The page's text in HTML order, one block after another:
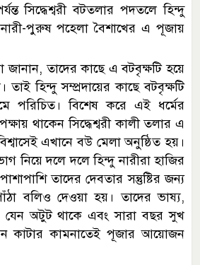
সিদ্ধেশ্বরী বটতলার পদতলে হিন্দু
পুরুষ পহেলা বৈশাখের এ পূজায়
জানান, তাদের কাছে এ বটবৃক্ষটি হয়ে
তাই হিন্দু সম্প্রদায়ের কাছে বটবৃক্ষটি
পরিচিত। বিশেষ করে এই ধর্মের
থাকেন সিদ্ধেশ্বরী কালী তলার এ
এখানে বউ মেলা অনুষ্ঠিত হয়।
নিয়ে দলে দলে হিন্দু নারীরা হাজির
তাদের দেবতার সন্তুষ্টির জন্য
বলিও দেওয়া হয়। তাদের ভাষ্য,
যেন অটুট থাকে এবং সারা বছর সুখ
কাটার কামনাতেই পূজার আয়োজন